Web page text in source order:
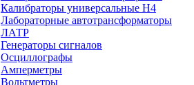
Калибраторы универсальные Н4
Лабораторные автотрансформаторы
ЛАТР
Генераторы сигналов
Осциллографы
Амперметры
Вольтметры